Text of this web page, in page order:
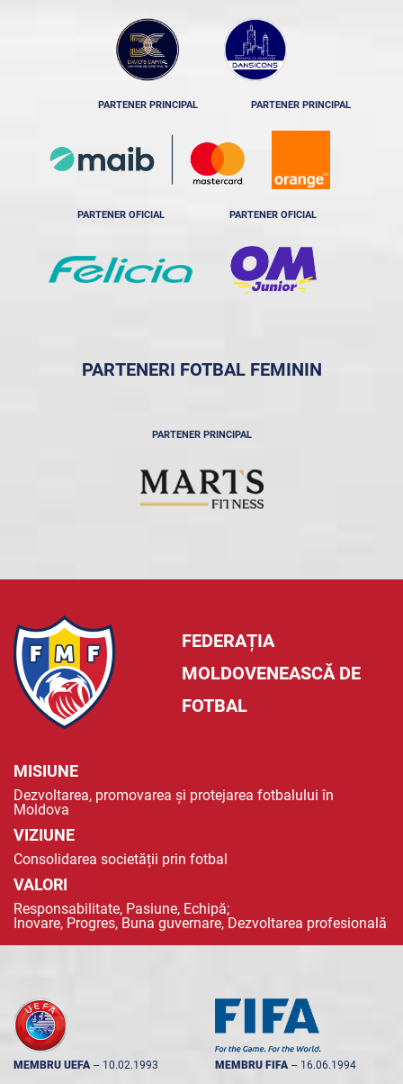
PARTENER PRINCIPAL PARTENER PRINCIPAL
PARTENER OFICIAL PARTENER OFICIAL
PARTENERI FOTBAL FEMININ
PARTENER PRINCIPAL
FEDERAȚIA
MOLDOVENEASCĂ DE
FOTBAL
MISIUNE
Dezvoltarea, promovarea și protejarea fotbalului în
Moldova
VIZIUNE
Consolidarea societății prin fotbal
VALORI
Responsabilitate, Pasiune, Echipă;
Inovare, Progres, Buna guvernare, Dezvoltarea profesională
MEMBRU UEFA -- 10.02.1993 MEMBRU FIFA -- 16.06.1994